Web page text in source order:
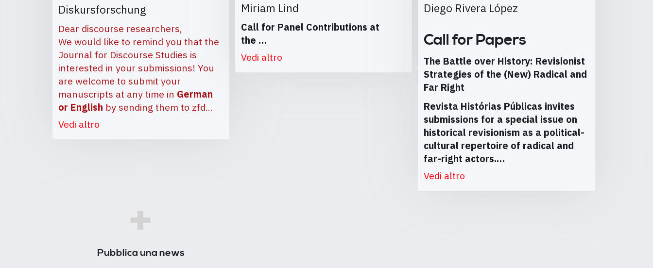
Diskursforschung
Dear discourse researchers,
We would like to remind you that the
Journal for Discourse Studies is
interested in your submissions! You
are welcome to submit your
manuscripts at any time in German
or English by sending them to zfd…
Vedi altro
Miriam Lind
Call for Panel Contributions at
the …
Vedi altro
Diego Rivera López
Call for Papers
The Battle over History: Revisionist
Strategies of the (New) Radical and
Far Right
Revista Histórias Públicas invites
submissions for a special issue on
historical revisionism as a political-
cultural repertoire of radical and
far-right actors.…
Vedi altro
+
Pubblica una news